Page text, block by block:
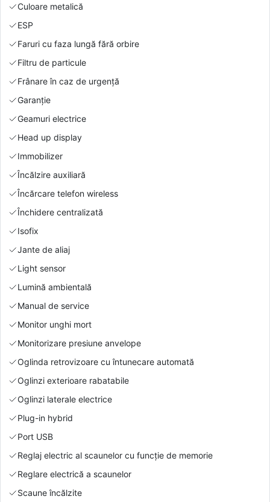
Culoare metalică
ESP
Faruri cu faza lungă fără orbire
Filtru de particule
Frânare în caz de urgență
Garanție
Geamuri electrice
Head up display
Immobilizer
Încălzire auxiliară
Încărcare telefon wireless
Închidere centralizată
Isofix
Jante de aliaj
Light sensor
Lumină ambientală
Manual de service
Monitor unghi mort
Monitorizare presiune anvelope
Oglinda retrovizoare cu întunecare automată
Oglinzi exterioare rabatabile
Oglinzi laterale electrice
Plug-in hybrid
Port USB
Reglaj electric al scaunelor cu funcție de memorie
Reglare electrică a scaunelor
Scaune încălzite